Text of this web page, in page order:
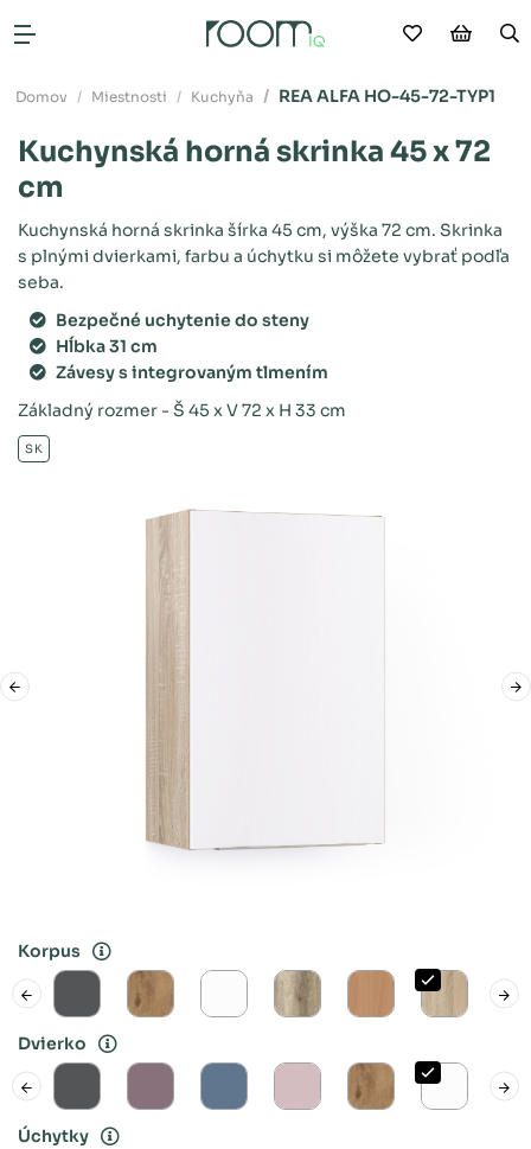
Otvoriť menu Moje
Domov Miestnosti Kuchyňa REA ALFA HO-45-72-TYP1
Kuchynská horná skrinka 45 x 72
cm
Kuchynská horná skrinka šírka 45 cm, výška 72 cm. Skrinka
s plnými dvierkami, farbu a úchytku si môžete vybrať podľa
seba.
Bezpečné uchytenie do steny
Hĺbka 31 cm
Závesy s integrovaným tlmením
Základný rozmer - Š 45 x V 72 x H 33 cm
SK
Korpus
Dvierko
Úchytky